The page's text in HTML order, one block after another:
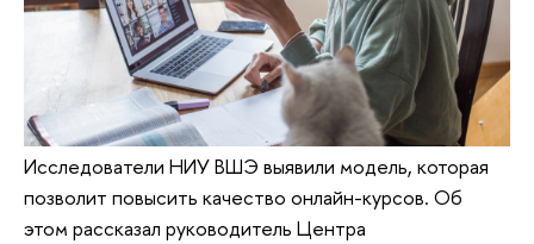
Исследователи НИУ ВШЭ выявили модель, которая
позволит повысить качество онлайн-курсов. Об
этом рассказал руководитель Центра